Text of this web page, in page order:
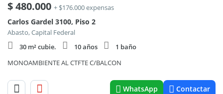
$480.000 + $176.000 expensas
Carlos Gardel 3100, Piso 2
Abasto, Capital Federal
30 m² cubie.
10 años
1 baño
MONOAMBIENTE AL CTFTE C/BALCON
WhatsApp Contactar